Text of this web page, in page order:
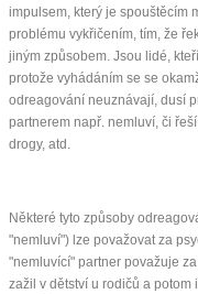
impulsem, který je spouštěcím
problému vykřičením, tím, že
jiným způsobem. Jsou lidé,
protože vyhádáním se se
odreagování neuznávají, dusí
partnerem např. nemluví, či
drogy, atd.
Některé tyto způsoby
"nemluví") lze považovat za
"nemluvící" partner považuje
zažil v dětství u rodičů a